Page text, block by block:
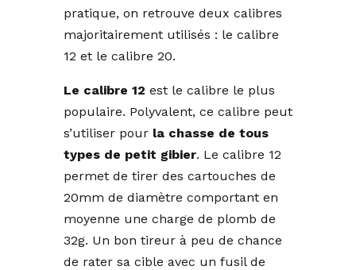
pratique, on retrouve deux calibres
majoritairement utilisés : le calibre
12 et le calibre 20.
Le calibre 12 est le calibre le plus
populaire. Polyvalent, ce calibre peut
s’utiliser pour la chasse de tous
types de petit gibier. Le calibre 12
permet de tirer des cartouches de
20mm de diamètre comportant en
moyenne une charge de plomb de
32g. Un bon tireur à peu de chance
de rater sa cible avec un fusil de